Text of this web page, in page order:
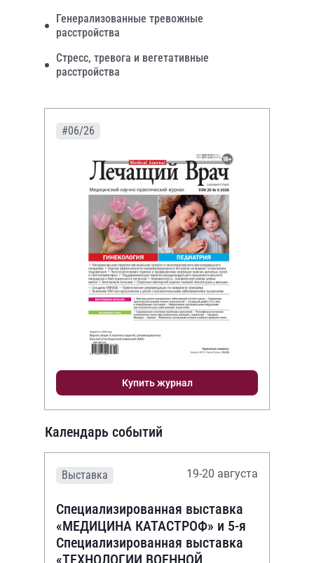
Генерализованные тревожные
расстройства
Стресс, тревога и вегетативные
расстройства
#06/26
Купить журнал
Календарь событий
Выставка 19-20 августа
Специализированная выставка
«МЕДИЦИНА КАТАСТРОФ» и 5-я
Специализированная выставка
«ТЕХНОЛОГИИ ВОЕННОЙ